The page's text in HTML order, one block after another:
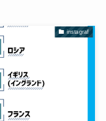
instagraf